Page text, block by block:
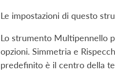
Le impostazioni di questo
Lo strumento Multipennello
opzioni. Simmetria e
predefinito è il centro della